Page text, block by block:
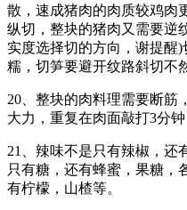
散，速成猪肉的肉质较鸡肉
纵切，整块的猪肉又需要逆
实度选择切的方向，谢提醒
糯，切笋要避开纹路斜切不
20、整块的肉料理需要断筋
大力，重复在肉面敲打3分钟
21、辣味不是只有辣椒，还
只有糖，还有蜂蜜，果糖，
有柠檬，山楂等。